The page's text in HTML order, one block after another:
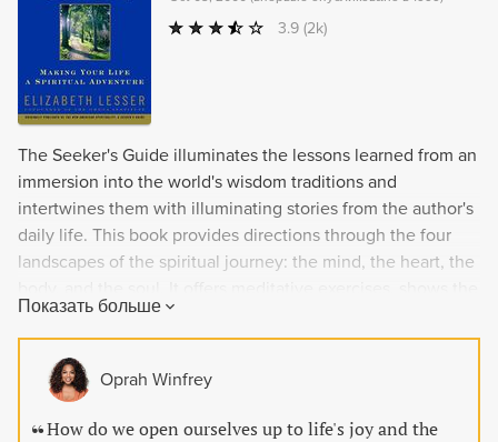
3.9 (2k)
The Seeker's Guide illuminates the lessons learned from an
immersion into the world's wisdom traditions and
intertwines them with illuminating stories from the author's
daily life. This book provides directions through the four
landscapes of the spiritual journey: the mind, the heart, the
reader how to create a personal practice, gauge one's
progress, and choose effective spiritual teachers and
habits. Warm, accessible, and wise, this book will help you
satisfy your spiritual hunger.
Показать больше
Oprah Winfrey
How do we open ourselves up to life's joy and the